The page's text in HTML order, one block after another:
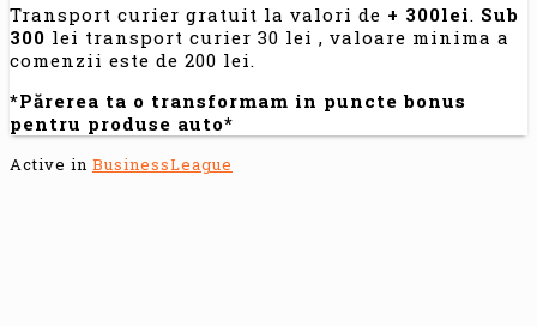
Transport curier gratuit la valori de + 300lei. Sub
300 lei transport curier 30 lei , valoare minima a
comenzii este de 200 lei.
*Părerea ta o transformam in puncte bonus
pentru produse auto*
Active in BusinessLeague